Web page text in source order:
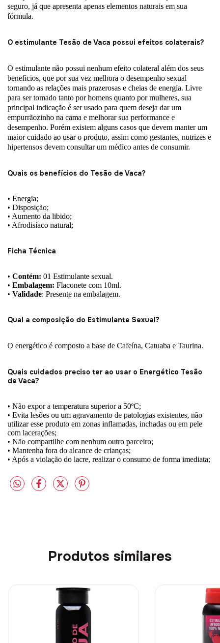
seguro, já que apresenta apenas elementos naturais em sua
fórmula.
O estimulante Tesão de Vaca possui efeitos colaterais?
O estimulante não possui nenhum efeito colateral além dos seus
benefícios, que por sua vez melhora o desempenho sexual
tornando as relações mais prazerosas e cheias de energia. Livre
para ser tomado tanto por homens quanto por mulheres, sua
principal indicação é ser usado para quem deseja dar um
empurrãozinho na cama e melhorar sua performance e
desempenho. Porém existem alguns casos que devem manter um
maior cuidado ao usar o produto, assim como gestantes, nutrizes e
hipertensos devem consultar um médico antes de consumir.
Quais os benefícios do Tesão de Vaca?
• Energia;
• Disposição;
• Aumento da libido;
• Afrodisíaco natural;
Ficha Técnica
• Contém: 01 Estimulante sexual.
• Embalagem: Flaconete com 10ml.
• Validade: Presente na embalagem.
Qual a composição do Estimulante Sexual?
O energético é composto a base de Cafeína, Catuaba e Taurina.
Quais cuidados preciso ter ao usar o Energético Tesão
de Vaca?
• Não expor a temperatura superior a 50ºC;
• Evita lesões ou um agravamento de patologias existentes, não
utilizar esse produto em zonas inflamadas, inchadas ou em pele
com lacerações;
• Não compartilhe com nenhum outro parceiro;
• Mantenha fora do alcance de crianças;
• Após a violação do lacre, realizar o consumo de forma imediata;
Produtos similares